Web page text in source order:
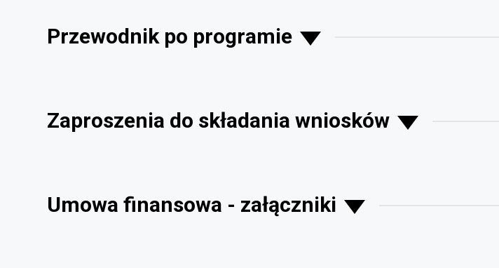
Przewodnik po programie
Zaproszenia do składania wniosków
Umowa finansowa - załączniki